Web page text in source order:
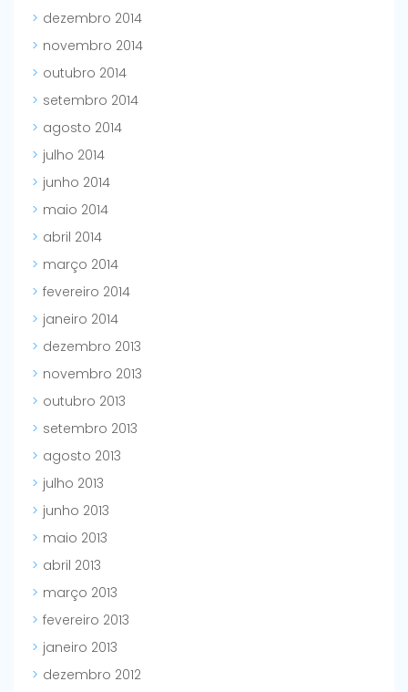
dezembro 2014
novembro 2014
outubro 2014
setembro 2014
agosto 2014
julho 2014
junho 2014
maio 2014
abril 2014
março 2014
fevereiro 2014
janeiro 2014
dezembro 2013
novembro 2013
outubro 2013
setembro 2013
agosto 2013
julho 2013
junho 2013
maio 2013
abril 2013
março 2013
fevereiro 2013
janeiro 2013
dezembro 2012